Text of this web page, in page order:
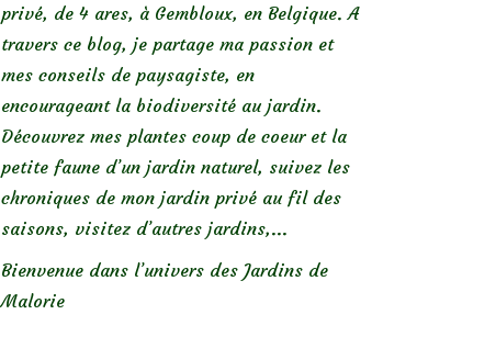
privé, de 4 ares, à Gembloux, en Belgique. A
travers ce blog, je partage ma passion et
mes conseils de paysagiste, en
encourageant la biodiversité au jardin.
Découvrez mes plantes coup de coeur et la
petite faune d’un jardin naturel, suivez les
chroniques de mon jardin privé au fil des
saisons, visitez d’autres jardins,...
Bienvenue dans l’univers des Jardins de
Malorie